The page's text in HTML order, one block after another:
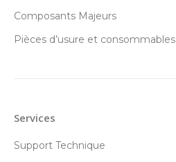
Composants Majeurs
Pièces d’usure et consommables
Services
Support Technique